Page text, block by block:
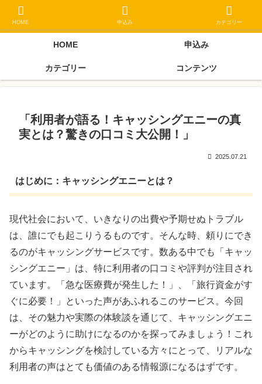
金クローネにご相談ください
HOME 申込み
カテゴリー コンテンツ
「利用者が語る！キャッシングエニーの真
実とは？驚きの口コミ大公開！」
2025.07.21
はじめに：キャッシングエニーとは？
現代社会において、いきなりの出費や予期せぬトラブル
は、誰にでも起こりうるものです。そんな時、頼りにでき
るのがキャッシングサービスです。数ある中でも「キャッ
シングエニー」は、特に利用者の口コミや評判が注目され
ています。「急な医療費が発生した！」、「旅行資金がす
ぐに必要！」といった声があふれるこのサービス。今回
は、その魅力や実際の体験談を通じて、キャッシングエニ
ーがどのように助けになるのかを探ってみましょう！これ
からキャッシングを検討している方々にとって、リアルな
利用者の声はとても価値のある情報源になるはずです。
HOME 申込み カテゴリー